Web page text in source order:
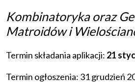
Kombinatoryka oraz
Matroidów i
Termin składania aplikacji: 21
Termin ogłoszenia: 31 grudzień